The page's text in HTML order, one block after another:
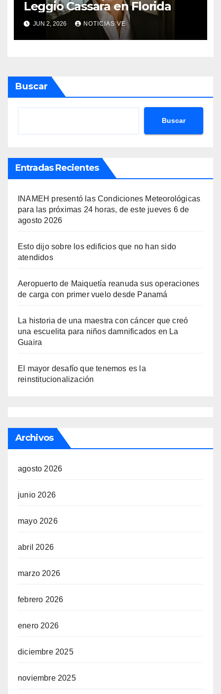
Leggio Cassara en Florida
JUN 2, 2026 NOTICIAS VE
Buscar
Buscar
Entradas Recientes
INAMEH presentó las Condiciones Meteorológicas
para las próximas 24 horas, de este jueves 6 de
agosto 2026
Esto dijo sobre los edificios que no han sido
atendidos
Aeropuerto de Maiquetía reanuda sus operaciones
de carga con primer vuelo desde Panamá
La historia de una maestra con cáncer que creó
una escuelita para niños damnificados en La
Guaira
El mayor desafío que tenemos es la
reinstitucionalización
Archivos
agosto 2026
junio 2026
mayo 2026
abril 2026
marzo 2026
febrero 2026
enero 2026
diciembre 2025
noviembre 2025